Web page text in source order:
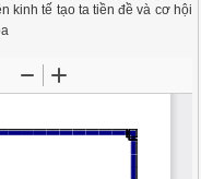
kinh tế tạo ta tiền đề và cơ hội